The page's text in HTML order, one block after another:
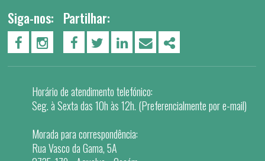
Siga-nos:
PÁGINA DO FACEBOOK
PÁGINA DO INSTAGRAM
Partilhar:
FACEBOOKTWITTERLINKEDIN
EMAIL
Horário de atendimento telefónico:
Seg. à Sexta das 10h às 12h. (Preferencialmente por e-mail)
Morada para correspondência:
Rua Vasco da Gama, 5A